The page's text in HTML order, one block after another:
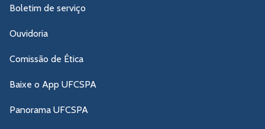
Boletim de serviço
Ouvidoria
Comissão de Ética
Baixe o App UFCSPA
Panorama UFCSPA